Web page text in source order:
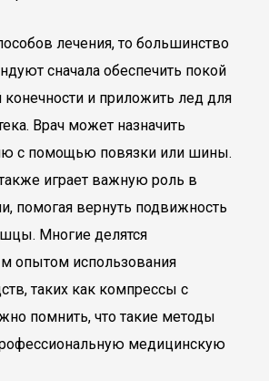
лечения, то большинство
сначала обеспечить покой
и приложить лед для
Врач может назначить
с помощью повязки или шины.
играет важную роль в
помогая вернуть подвижность
Многие делятся
опытом использования
таких как компрессы с
помнить, что такие методы
медицинскую